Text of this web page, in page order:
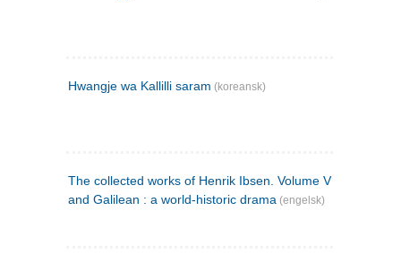
Hwangje wa Kallilli saram (koreansk)
The collected works of Henrik Ibsen. Volume V : Emperor
and Galilean : a world-historic drama (engelsk)